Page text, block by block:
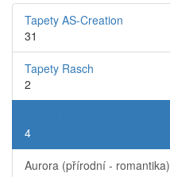
Tapety AS-Creation
31
Tapety Rasch
2
4
Aurora (přírodní - romantika)